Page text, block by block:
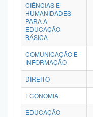
CIÊNCIAS E
HUMANIDADES
PARA A
EDUCAÇÃO
BÁSICA
COMUNICAÇÃO E
INFORMAÇÃO
DIREITO
ECONOMIA
EDUCAÇÃO